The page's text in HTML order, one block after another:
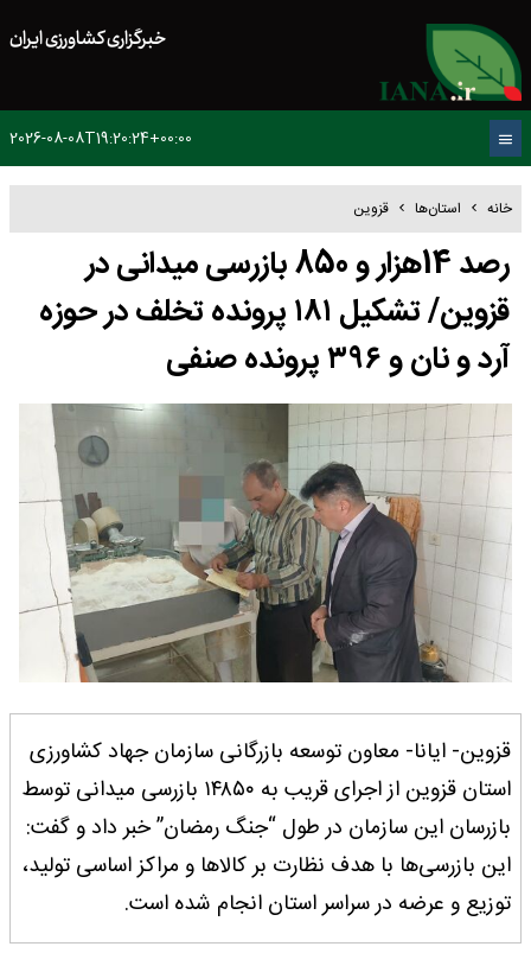
خبرگزاری کشاورزی ایران
2026-08-08T19:20:24+00:00
خانه استان‌ها قزوین
رصد 14هزار و 850 بازرسی میدانی در
قزوین/ تشکیل ۱۸۱ پرونده تخلف در حوزه
آرد و نان و ۳۹۶ پرونده صنفی
قزوین- ایانا- معاون توسعه بازرگانی سازمان جهاد کشاورزی
استان قزوین از اجرای قریب به ۱۴۸۵۰ بازرسی میدانی توسط
بازرسان این سازمان در طول “جنگ رمضان” خبر داد و گفت:
این بازرسی‌ها با هدف نظارت بر کالاها و مراکز اساسی تولید،
توزیع و عرضه در سراسر استان انجام شده است.